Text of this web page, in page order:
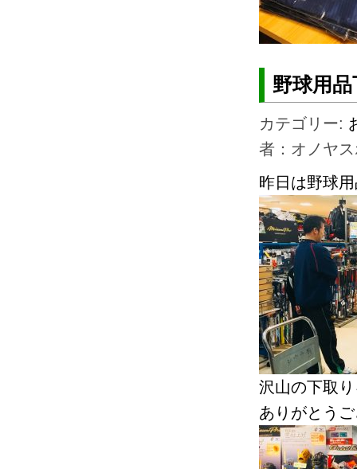
野球用
カテゴリー:
者：オノヤ
昨日は野球
沢山の下取
ありがとう